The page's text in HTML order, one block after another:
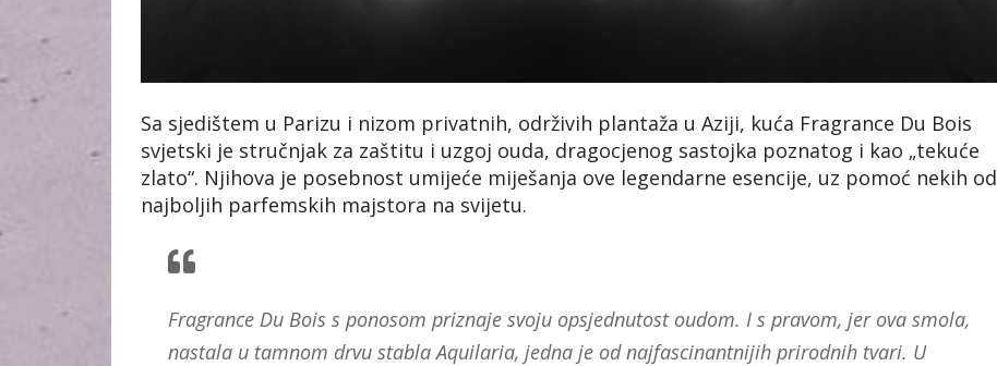
Sa sjedištem u Parizu i nizom privatnih, održivih plantaža u Aziji, kuća Fragrance Du Bois
svjetski je stručnjak za zaštitu i uzgoj ouda, dragocjenog sastojka poznatog i kao „tekuće
zlato“. Njihova je posebnost umijeće miješanja ove legendarne esencije, uz pomoć nekih od
najboljih parfemskih majstora na svijetu.
Fragrance Du Bois s ponosom priznaje svoju opsjednutost oudom. I s pravom, jer ova smola,
nastala u tamnom drvu stabla Aquilaria, jedna je od najfascinantnijih prirodnih tvari. U